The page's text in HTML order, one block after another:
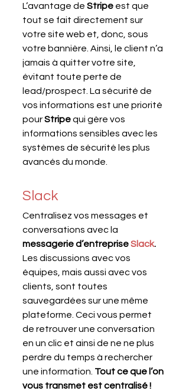
L’avantage de Stripe est que
tout se fait directement sur
votre site web et, donc, sous
votre bannière. Ainsi, le client n’a
jamais à quitter votre site,
évitant toute perte de
lead/prospect. La sécurité de
vos informations est une priorité
pour Stripe qui gère vos
informations sensibles avec les
systèmes de sécurité les plus
avancés du monde.
Slack
Centralisez vos messages et
conversations avec la
messagerie d’entreprise Slack.
Les discussions avec vos
équipes, mais aussi avec vos
clients, sont toutes
sauvegardées sur une même
plateforme. Ceci vous permet
de retrouver une conversation
en un clic et ainsi de ne ne plus
perdre du temps à rechercher
une information. Tout ce que l’on
vous transmet est centralisé !